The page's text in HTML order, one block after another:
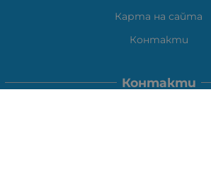
Карта на сайта
Контакти
Контакти